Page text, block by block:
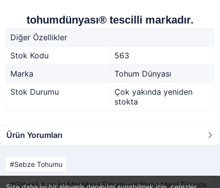
tohumdünyası® tescilli markadır.
Diğer Özellikler
Stok Kodu
563
Marka
Tohum Dünyası
Stok Durumu
Çok yakında yeniden
stokta
Ürün Yorumları
Sebze Tohumu
Göbekli Avuç İçi Mini Marul Tohumu-yeditepe Marul Türünde